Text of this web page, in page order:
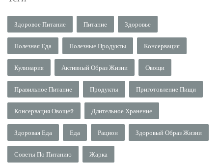
Здоровое Питание Питание Здоровье
Полезная Еда Полезные Продукты Консервация
Кулинария Активный Образ Жизни Овощи
Правильное Питание Продукты Приготовление Пищи
Консервация Овощей Длительное Хранение
Здоровая Еда Еда Рацион Здоровый Образ Жизни
Советы По Питанию Жарка